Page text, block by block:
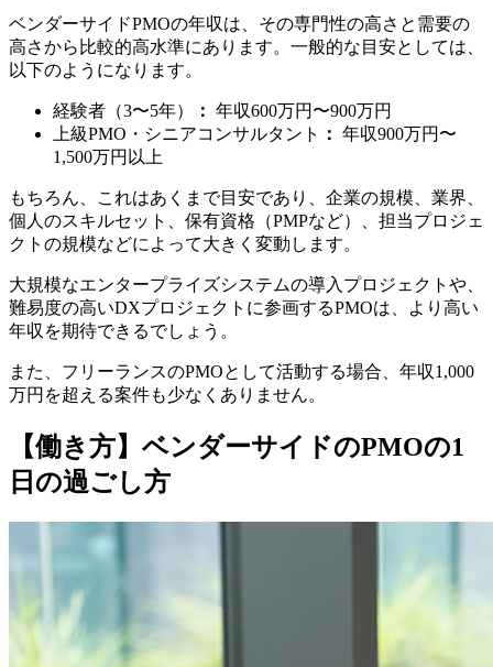
ベンダーサイドPMOの年収は、その専門性の高さと需要の
高さから比較的高水準にあります。一般的な目安としては、
以下のようになります。
経験者（3〜5年） ： 年収600万円〜900万円
上級PMO・シニアコンサルタント
： 年収900万円〜
1,500万円以上
もちろん、これはあくまで目安であり、企業の規模、業界、
個人のスキルセット、保有資格（PMPなど）、担当プロジェ
クトの規模などによって大きく変動します。
大規模なエンタープライズシステムの導入プロジェクトや、
難易度の高いDXプロジェクトに参画するPMOは、より高い
年収を期待できるでしょう。
また、フリーランスのPMOとして活動する場合、年収1,000
万円を超える案件も少なくありません。
【働き方】ベンダーサイドのPMOの1
日の過ごし方